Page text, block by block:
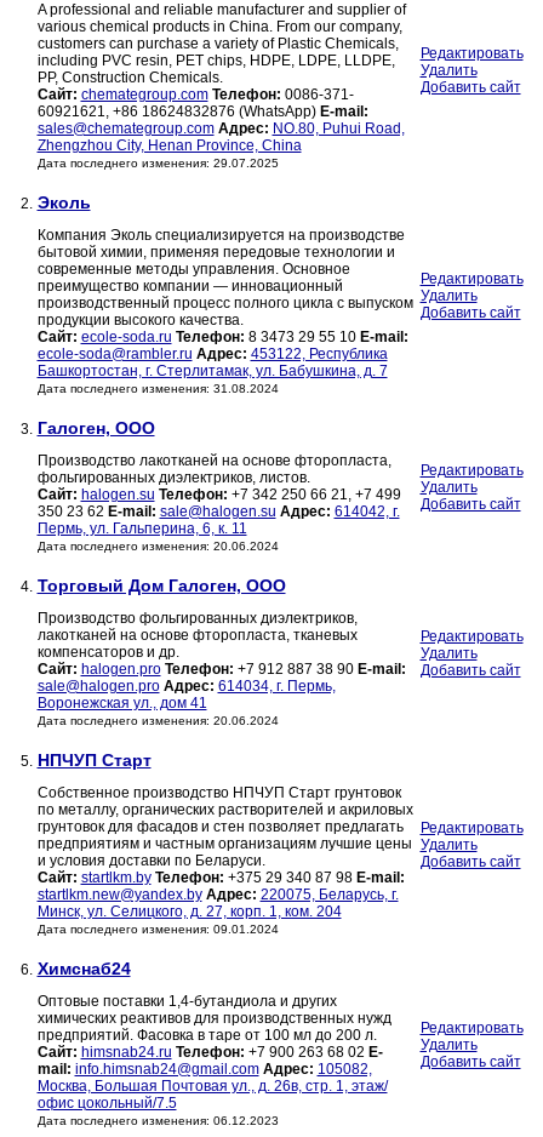
A professional and reliable manufacturer and supplier of
various chemical products in China. From our company,
customers can purchase a variety of Plastic Chemicals,
including PVC resin, PET chips, HDPE, LDPE, LLDPE,
PP, Construction Chemicals.
Сайт: chemategroup.com Телефон: 0086-371-
60921621, +86 18624832876 (WhatsApp) E-mail:
sales@chemategroup.com Адрес: NO.80, Puhui Road,
Zhengzhou City, Henan Province, China
Дата последнего изменения: 29.07.2025
Редактировать
Удалить
Добавить сайт
2. Эколь
Компания Эколь специализируется на производстве
бытовой химии, применяя передовые технологии и
современные методы управления. Основное
преимущество компании — инновационный
производственный процесс полного цикла с выпуском
продукции высокого качества.
Сайт: ecole-soda.ru Телефон: 8 3473 29 55 10 E-mail:
ecole-soda@rambler.ru Адрес: 453122, Республика
Башкортостан, г. Стерлитамак, ул. Бабушкина, д. 7
Дата последнего изменения: 31.08.2024
Редактировать
Удалить
Добавить сайт
3. Галоген, ОOО
Производство лакотканей на основе фторопласта,
фольгированных диэлектриков, листов.
Сайт: halogen.su Телефон: +7 342 250 66 21, +7 499
350 23 62 E-mail: sale@halogen.su Адрес: 614042, г.
Пермь, ул. Гальперина, 6, к. 11
Дата последнего изменения: 20.06.2024
Редактировать
Удалить
Добавить сайт
4. Торговый Дом Галоген, ООО
Производство фольгированных диэлектриков,
лакотканей на основе фторопласта, тканевых
компенсаторов и др.
Сайт: halogen.pro Телефон: +7 912 887 38 90 E-mail:
sale@halogen.pro Адрес: 614034, г. Пермь,
Воронежская ул., дом 41
Дата последнего изменения: 20.06.2024
Редактировать
Удалить
Добавить сайт
5. НПЧУП Старт
Собственное производство НПЧУП Старт грунтовок
по металлу, органических растворителей и акриловых
грунтовок для фасадов и стен позволяет предлагать
предприятиям и частным организациям лучшие цены
и условия доставки по Беларуси.
Сайт: startlkm.by Телефон: +375 29 340 87 98 E-mail:
startlkm.new@yandex.by Адрес: 220075, Беларусь, г.
Минск, ул. Селицкого, д. 27, корп. 1, ком. 204
Дата последнего изменения: 09.01.2024
Редактировать
Удалить
Добавить сайт
6. Химснаб24
Оптовые поставки 1,4-бутандиола и других
химических реактивов для производственных нужд
предприятий. Фасовка в таре от 100 мл до 200 л.
Сайт: himsnab24.ru Телефон: +7 900 263 68 02 E-
mail: info.himsnab24@gmail.com Адрес: 105082,
Москва, Большая Почтовая ул., д. 26в, стр. 1, этаж/
офис цокольный/7.5
Дата последнего изменения: 06.12.2023
Редактировать
Удалить
Добавить сайт